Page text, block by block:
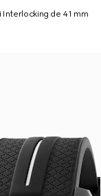
Interlocking de 41 mm